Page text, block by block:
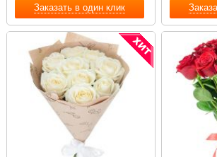
Заказать в один клик